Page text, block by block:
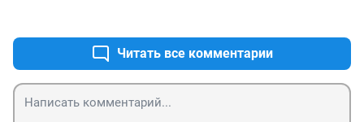
Читать все комментарии